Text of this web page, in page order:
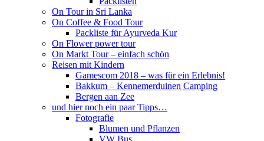
On Tour in Sri Lanka
On Coffee & Food Tour
Packliste für Ayurveda Kur
On Flower power tour
On Markt Tour – einfach schön
Reisen mit Kindern
Gamescom 2018 – was für ein Erlebnis!
Bakkum – Kennemerduinen Camping
Bergen aan Zee
und hier noch ein paar Tipps…
Fotografie
Blumen und Pflanzen
VW Bus